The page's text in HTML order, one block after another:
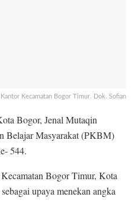
Kecamatan Bogor Timur. Dok. Sofian
Bogor, Jenal Mutaqin
Belajar Masyarakat (PKBM)
544.
Bogor Timur, Kota
upaya menekan angka